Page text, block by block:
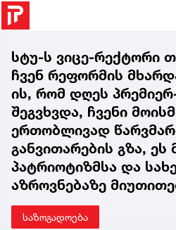
სტუ-ს ვიცე-რექტორი
ჩვენ რეფორმის
ის, რომ დღეს
შეგვხვდა, ჩვენი
ერთობლივად
განვითარების გზა,
პატრიოტიზმსა და
აზროვნებაზე
საზოგადოება